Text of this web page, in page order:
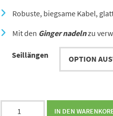
Robuste, biegsame Kabel,
Mit den Ginger nadelnzu
Seillängen
IN DEN